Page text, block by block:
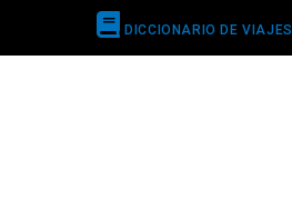
DICCIONARIO DE VIAJES